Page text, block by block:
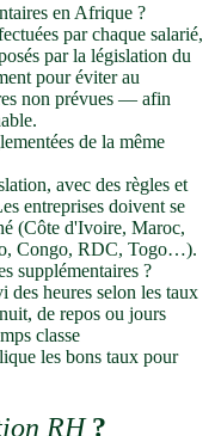
en Afrique ?
par chaque salarié,
par la législation du
pour éviter au
non prévues — afin
de la même
avec des règles et
entreprises doivent se
(Côte d'Ivoire, Maroc,
Congo, RDC, Togo…).
supplémentaires ?
des heures selon les taux
de repos ou jours
classe
les bons taux pour
RH?